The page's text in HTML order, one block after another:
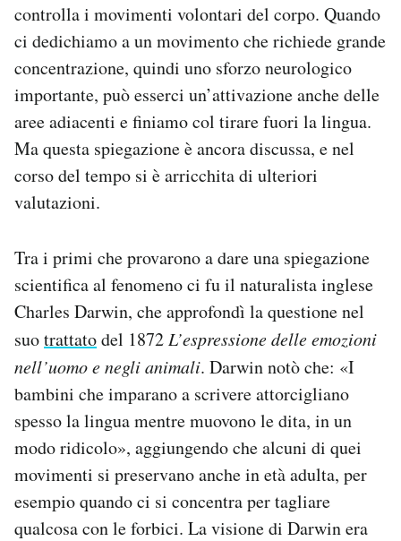
controlla i movimenti volontari del corpo. Quando
ci dedichiamo a un movimento che richiede grande
concentrazione, quindi uno sforzo neurologico
importante, può esserci un’attivazione anche delle
aree adiacenti e finiamo col tirare fuori la lingua.
Ma questa spiegazione è ancora discussa, e nel
corso del tempo si è arricchita di ulteriori
valutazioni.
Tra i primi che provarono a dare una spiegazione
scientifica al fenomeno ci fu il naturalista inglese
Charles Darwin, che approfondì la questione nel
suotrattatodel 1872 L’espressione delle emozioni
nell’uomo e negli animali. Darwin notò che: «I
bambini che imparano a scrivere attorcigliano
spesso la lingua mentre muovono le dita, in un
modo ridicolo», aggiungendo che alcuni di quei
movimenti si preservano anche in età adulta, per
esempio quando ci si concentra per tagliare
qualcosa con le forbici. La visione di Darwin era